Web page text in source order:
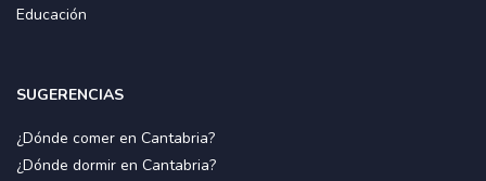
Educación
SUGERENCIAS
¿Dónde comer en Cantabria?
¿Dónde dormir en Cantabria?